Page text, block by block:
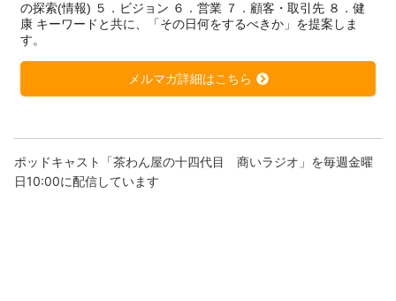
の探索(情報) ５．ビジョン ６．営業 ７．顧客・取引先 ８．健
康 キーワードと共に、「その日何をするべきか」を提案しま
す。
メルマガ詳細はこちら
ポッドキャスト「茶わん屋の十四代目 商いラジオ」を毎週金曜
日10:00に配信しています